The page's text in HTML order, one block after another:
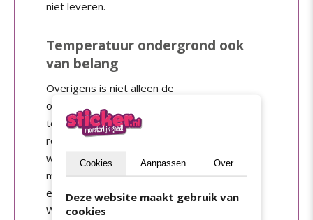
niet leveren.
Temperatuur ondergrond ook
van belang
Overigens is niet alleen de
omgevingstemperatuur van belang. Ook de
temperatuur van de oppervlakte speelt een
rol. Is de oppervlakte kouder dan 10°C of
warmer dan 30°C dan zal de sticker ook
minder goed plakken. Je kunt de oppervlakte
eventueel ietwat verwarmen met een föhn.
Wil je een auto beplakken? Zet deze dan van
Cookies Aanpassen Over
Deze website maakt gebruik van
cookies